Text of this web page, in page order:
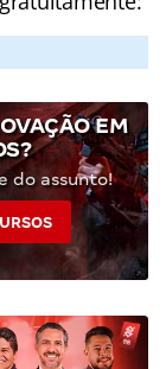
EM
do assunto!